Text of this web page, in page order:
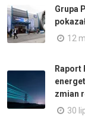
Grupa
12
Raport
zmian
30